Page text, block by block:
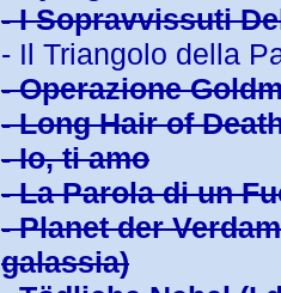
- I Sopravvissuti
- Il Triangolo della
- Operazione
- Long Hair of
- Io, ti amo
- La Parola di un
- Planet der
galassia)